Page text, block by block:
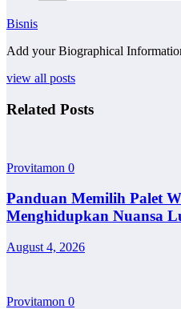
Bisnis
Add your Biographical
view all posts
Related Posts
Provitamon 0
Panduan Memilih Palet
Menghidupkan Nuansa
August 4, 2026
Provitamon 0